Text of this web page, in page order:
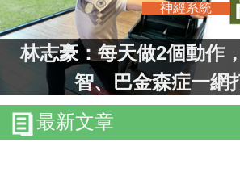
神經系統
林志豪：每天做2個動作
智、巴金森症一網
最新文章